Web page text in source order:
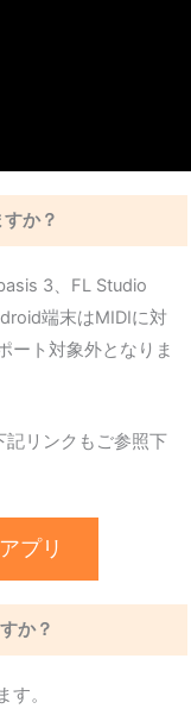
か？
3、FL Studio
端末はMIDIに対
ート対象外となりま
リンクもご参照下
プリ
か？
。